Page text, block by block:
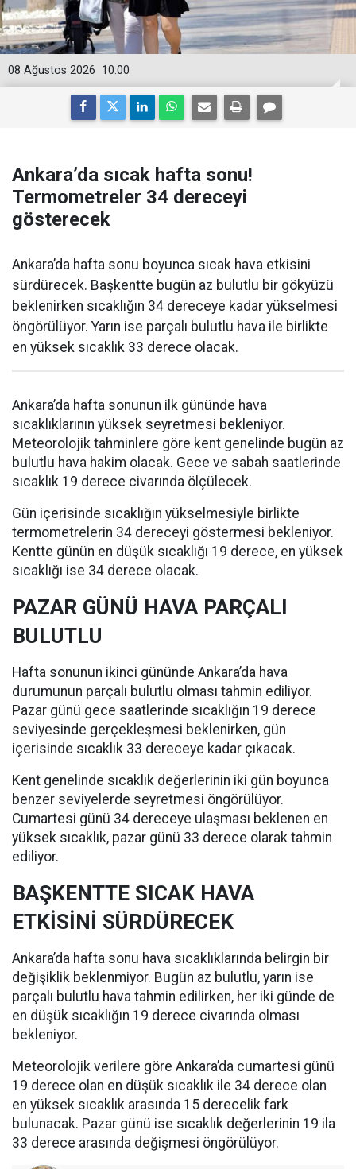
10:00
08 Ağustos 2026
Ankara’da sıcak hafta sonu!
Termometreler 34 dereceyi
gösterecek
Ankara’da hafta sonu boyunca sıcak hava etkisini
sürdürecek. Başkentte bugün az bulutlu bir gökyüzü
beklenirken sıcaklığın 34 dereceye kadar yükselmesi
öngörülüyor. Yarın ise parçalı bulutlu hava ile birlikte
en yüksek sıcaklık 33 derece olacak.
Ankara’da hafta sonunun ilk gününde hava
sıcaklıklarının yüksek seyretmesi bekleniyor.
Meteorolojik tahminlere göre kent genelinde bugün az
bulutlu hava hakim olacak. Gece ve sabah saatlerinde
sıcaklık 19 derece civarında ölçülecek.
Gün içerisinde sıcaklığın yükselmesiyle birlikte
termometrelerin 34 dereceyi göstermesi bekleniyor.
Kentte günün en düşük sıcaklığı 19 derece, en yüksek
sıcaklığı ise 34 derece olacak.
PAZAR GÜNÜ HAVA PARÇALI
BULUTLU
Hafta sonunun ikinci gününde Ankara’da hava
durumunun parçalı bulutlu olması tahmin ediliyor.
Pazar günü gece saatlerinde sıcaklığın 19 derece
seviyesinde gerçekleşmesi beklenirken, gün
içerisinde sıcaklık 33 dereceye kadar çıkacak.
Kent genelinde sıcaklık değerlerinin iki gün boyunca
benzer seviyelerde seyretmesi öngörülüyor.
Cumartesi günü 34 dereceye ulaşması beklenen en
yüksek sıcaklık, pazar günü 33 derece olarak tahmin
ediliyor.
BAŞKENTTE SICAK HAVA
ETKİSİNİ SÜRDÜRECEK
Ankara’da hafta sonu hava sıcaklıklarında belirgin bir
değişiklik beklenmiyor. Bugün az bulutlu, yarın ise
parçalı bulutlu hava tahmin edilirken, her iki günde de
en düşük sıcaklığın 19 derece civarında olması
bekleniyor.
Meteorolojik verilere göre Ankara’da cumartesi günü
19 derece olan en düşük sıcaklık ile 34 derece olan
en yüksek sıcaklık arasında 15 derecelik fark
bulunacak. Pazar günü ise sıcaklık değerlerinin 19 ila
33 derece arasında değişmesi öngörülüyor.